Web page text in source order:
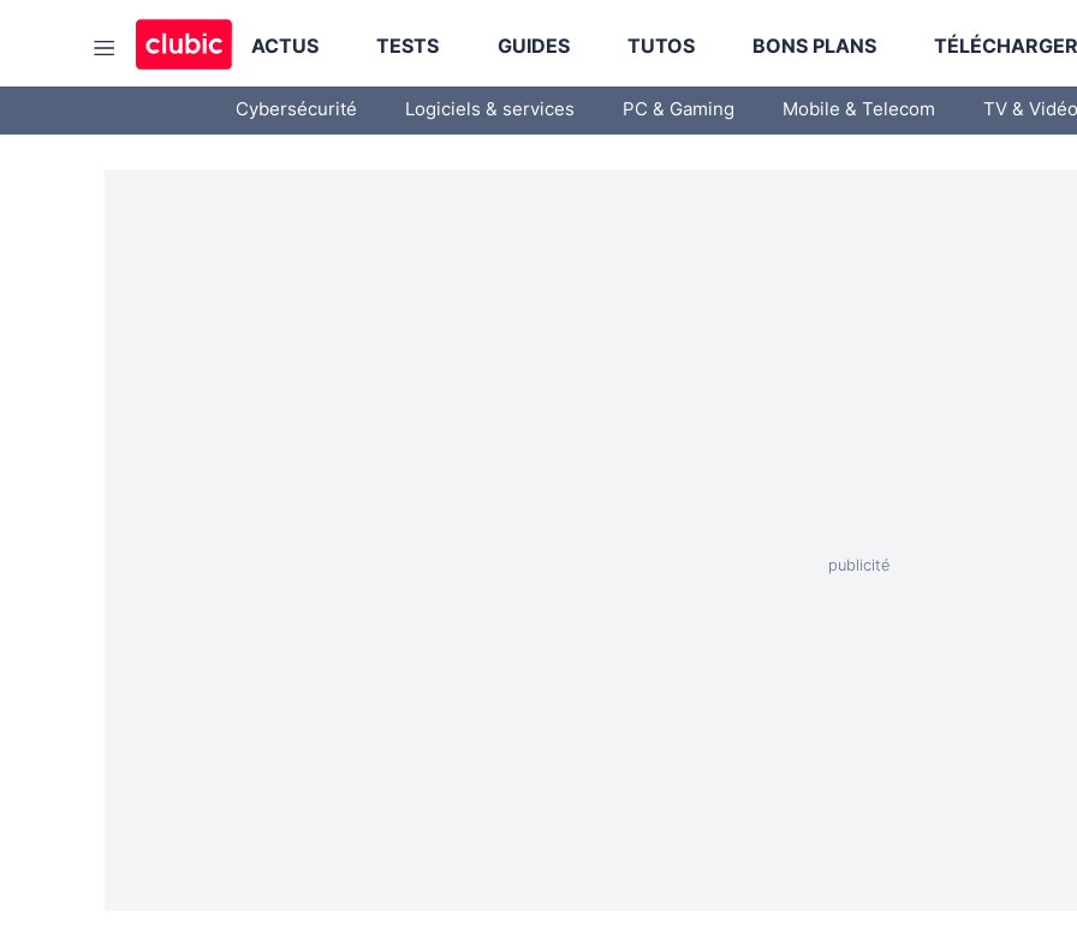
ACTUS TESTS GUIDES TUTOS BONS PLANS
Cybersécurité Logiciels & services PC & Gaming Mobile & Telecom TV & Vidéo